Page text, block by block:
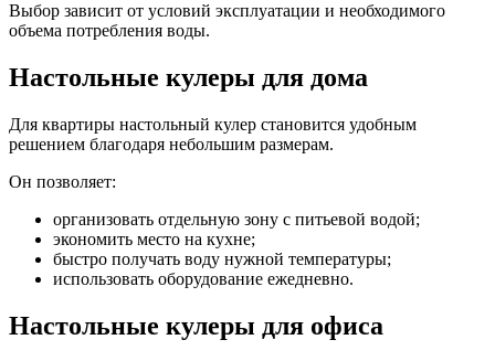
Выбор зависит от условий эксплуатации и необходимого
объема потребления воды.
Настольные кулеры для дома
Для квартиры настольный кулер становится удобным
решением благодаря небольшим размерам.
Он позволяет:
организовать отдельную зону с питьевой водой;
экономить место на кухне;
быстро получать воду нужной температуры;
использовать оборудование ежедневно.
Настольные кулеры для офиса